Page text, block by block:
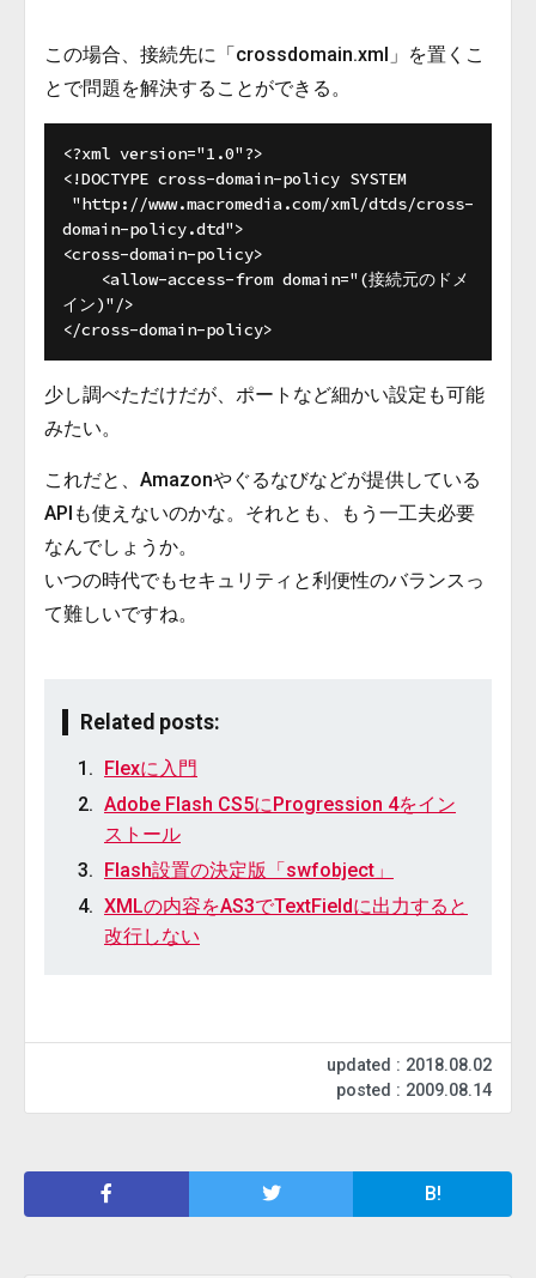
この場合、接続先に「crossdomain.xml」を置くこ
とで問題を解決することができる。
<?xml version="1.0"?>
<!DOCTYPE cross-domain-policy SYSTEM
"http://www.macromedia.com/xml/dtds/cross-
domain-policy.dtd">
<cross-domain-policy>
<allow-access-from domain="(接続元のドメ
イン)"/>
少し調べただけだが、ポートなど細かい設定も可能
みたい。
これだと、Amazonやぐるなびなどが提供している
APIも使えないのかな。それとも、もう一工夫必要
なんでしょうか。
いつの時代でもセキュリティと利便性のバランスっ
て難しいですね。
Related posts:
Flexに入門
Adobe Flash CS5にProgression 4をイン
ストール
Flash設置の決定版「swfobject」
XMLの内容をAS3でTextFieldに出力すると
改行しない
updated : 2018.08.02
posted : 2009.08.14
B!